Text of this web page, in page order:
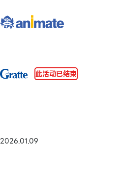
此活动已结束
2026.01.09